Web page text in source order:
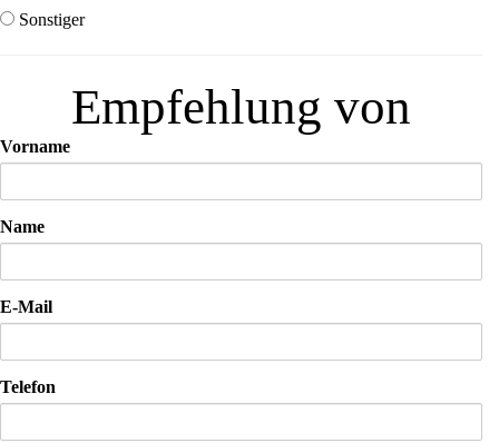
Sonstiger
Emp­feh­lung von
Vor­na­me
Name
E‑Mail
Tele­fon